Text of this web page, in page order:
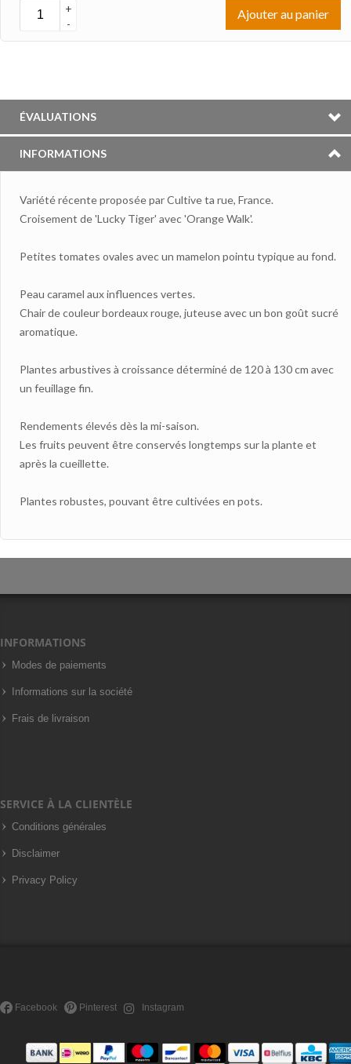
+
-
Ajouter au panier
ÉVALUATIONS
INFORMATIONS
Variété récente proposée par Cultive ta rue, France.
Croisement de 'Lucky Tiger' avec 'Orange Walk'.
Petites tomates ovales avec un mamelon pointu typique au fond.
Peau caramel aux influences vertes.
Chair de couleur bordeaux rouge, juteuse avec un bon goût sucré
aromatique.
Plantes arbustives à croissance déterminé de 120 à 130 cm avec
un feuillage fin.
Rendements élevés dès la mi-saison.
Les fruits peuvent être conservés longtemps sur la plante et
après la cueillette.
Plantes robustes, pouvant être cultivées en pots.
INFORMATIONS
Modes de paiements
Informations sur la société
Frais de livraison
SERVICE À LA CLIENTÈLE
Conditions générales
Disclaimer
Privacy Policy
Facebook Pinterest Instagram